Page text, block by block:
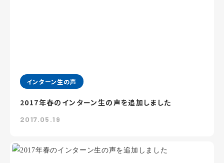
インターン生の声
2017年春のインターン生の声を追加しました
2017.05.19